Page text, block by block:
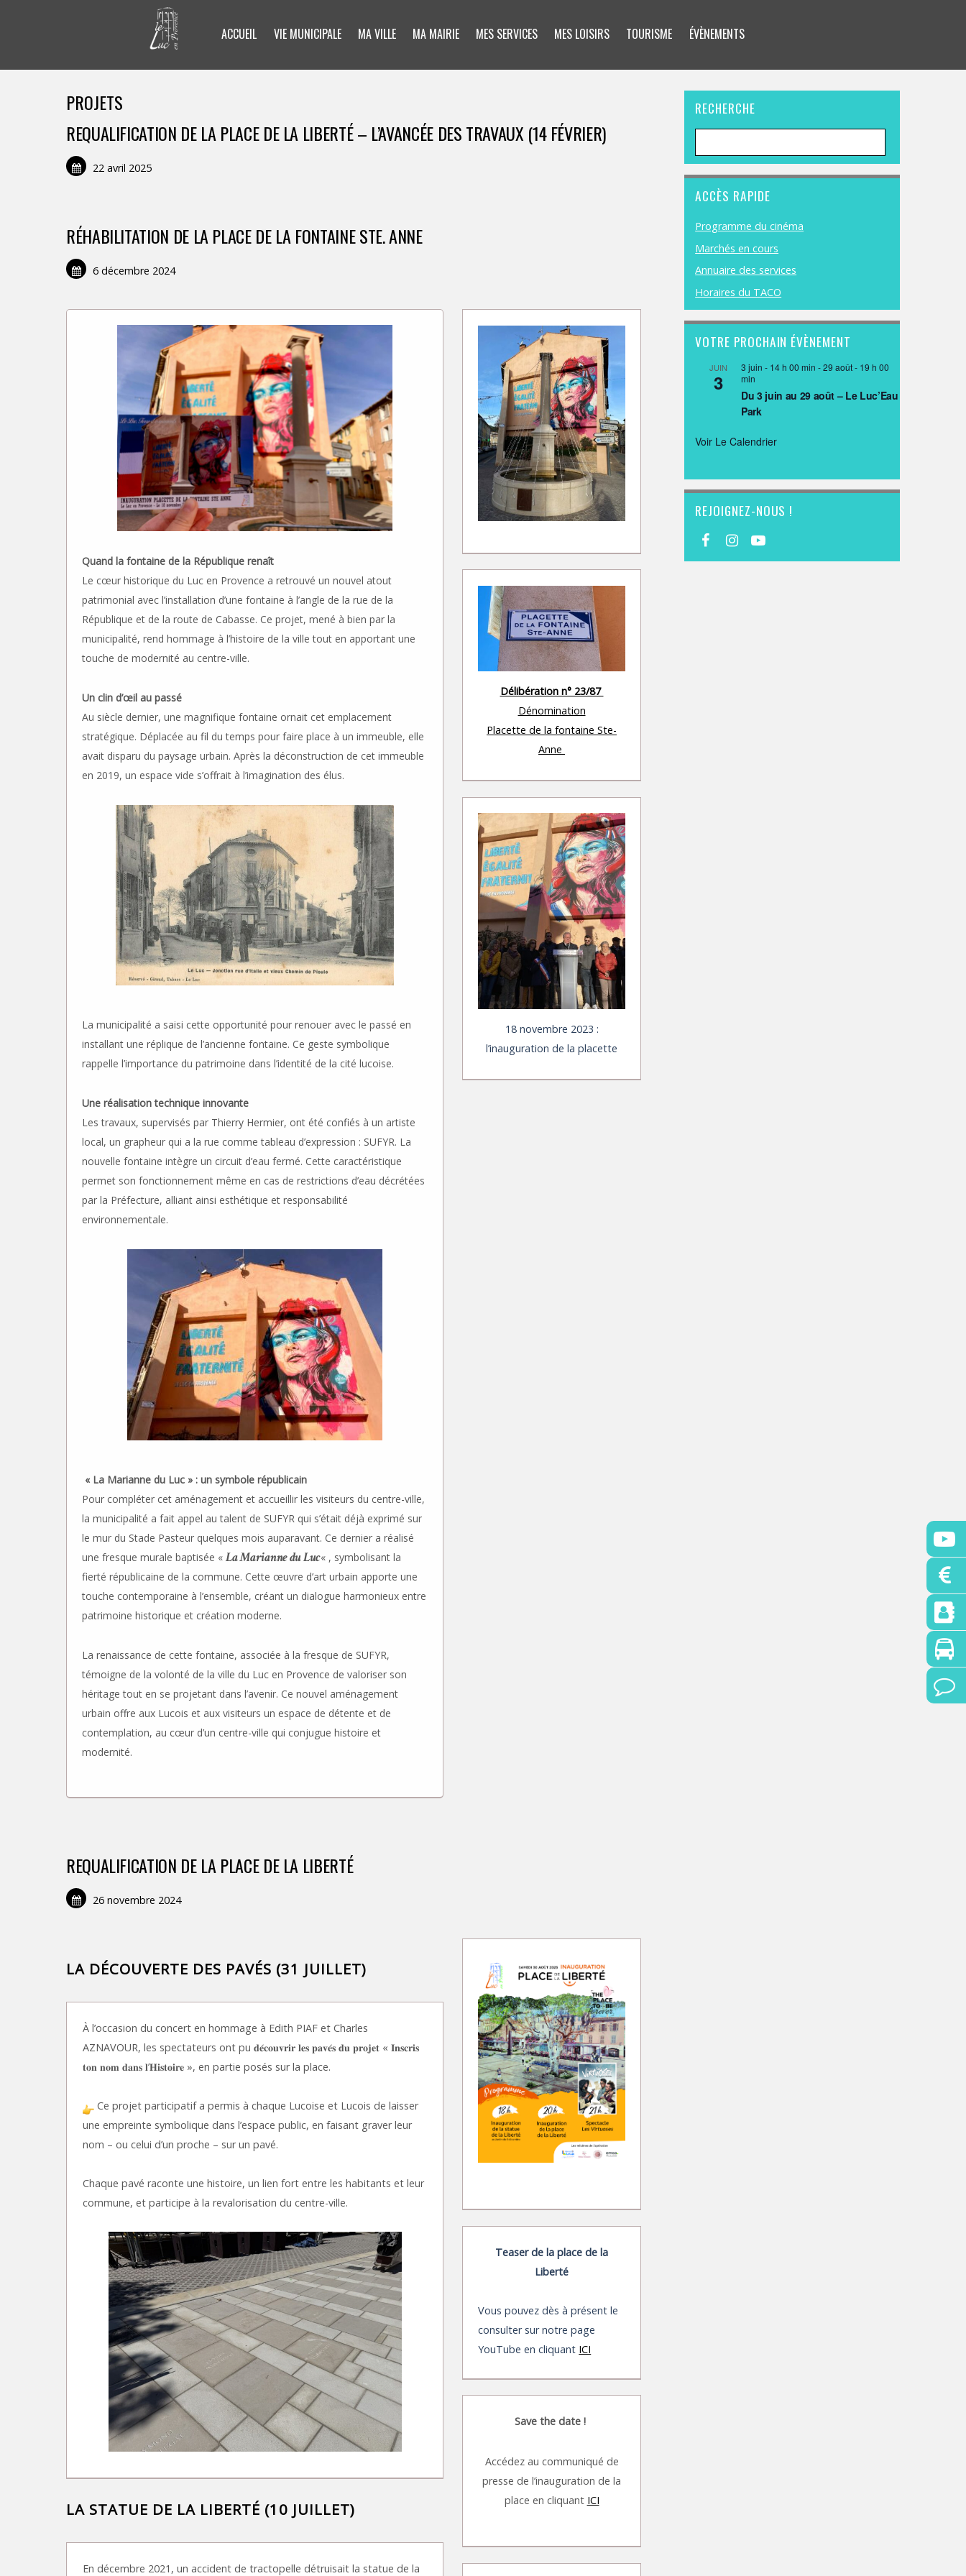
ACCUEIL VIE MUNICIPALE MA VILLE MA MAIRIE MES SERVICES MES LOISIRS TOURISME ÉVÈNEMENTS
PROJETS
REQUALIFICATION DE LA PLACE DE LA LIBERTÉ – L’AVANCÉE DES TRAVAUX (14 FÉVRIER)
22 avril 2025
RÉHABILITATION DE LA PLACE DE LA FONTAINE STE. ANNE
6 décembre 2024
Quand la fontaine de la République renaît
Le cœur historique du Luc en Provence a retrouvé un nouvel atout
patrimonial avec l’installation d’une fontaine à l’angle de la rue de la
République et de la route de Cabasse. Ce projet, mené à bien par la
municipalité, rend hommage à l’histoire de la ville tout en apportant une
touche de modernité au centre-ville.
Un clin d’œil au passé
Au siècle dernier, une magnifique fontaine ornait cet emplacement
stratégique. Déplacée au fil du temps pour faire place à un immeuble, elle
avait disparu du paysage urbain. Après la déconstruction de cet immeuble
en 2019, un espace vide s’offrait à l’imagination des élus.
La municipalité a saisi cette opportunité pour renouer avec le passé en
installant une réplique de l’ancienne fontaine. Ce geste symbolique
rappelle l’importance du patrimoine dans l’identité de la cité lucoise.
Une réalisation technique innovante
Les travaux, supervisés par Thierry Hermier, ont été confiés à un artiste
local, un grapheur qui a la rue comme tableau d’expression : SUFYR. La
nouvelle fontaine intègre un circuit d’eau fermé. Cette caractéristique
permet son fonctionnement même en cas de restrictions d’eau décrétées
par la Préfecture, alliant ainsi esthétique et responsabilité
environnementale.
« La Marianne du Luc » : un symbole républicain
Pour compléter cet aménagement et accueillir les visiteurs du centre-ville,
la municipalité a fait appel au talent de SUFYR qui s’était déjà exprimé sur
le mur du Stade Pasteur quelques mois auparavant. Ce dernier a réalisé
une fresque murale baptisée « La Marianne du Luc« , symbolisant la
fierté républicaine de la commune. Cette œuvre d’art urbain apporte une
touche contemporaine à l’ensemble, créant un dialogue harmonieux entre
patrimoine historique et création moderne.
La renaissance de cette fontaine, associée à la fresque de SUFYR,
témoigne de la volonté de la ville du Luc en Provence de valoriser son
héritage tout en se projetant dans l’avenir. Ce nouvel aménagement
urbain offre aux Lucois et aux visiteurs un espace de détente et de
contemplation, au cœur d’un centre-ville qui conjugue histoire et
modernité.
Délibération n° 23/87
Dénomination
Placette de la fontaine Ste-
Anne
18 novembre 2023 :
l’inauguration de la placette
REQUALIFICATION DE LA PLACE DE LA LIBERTÉ
26 novembre 2024
LA DÉCOUVERTE DES PAVÉS (31 JUILLET)
À l’occasion du concert en hommage à Edith PIAF et Charles
AZNAVOUR, les spectateurs ont pu 𝐝𝐞́𝐜𝐨𝐮𝐯𝐫𝐢𝐫 𝐥𝐞𝐬 𝐩𝐚𝐯𝐞́𝐬 𝐝𝐮 𝐩𝐫𝐨𝐣𝐞𝐭 « 𝐈𝐧𝐬𝐜𝐫𝐢𝐬
𝐭𝐨𝐧 𝐧𝐨𝐦 𝐝𝐚𝐧𝐬 𝐥’𝐇𝐢𝐬𝐭𝐨𝐢𝐫𝐞 », en partie posés sur la place.
Ce projet participatif a permis à chaque Lucoise et Lucois de laisser
une empreinte symbolique dans l’espace public, en faisant graver leur
nom – ou celui d’un proche – sur un pavé.
Chaque pavé raconte une histoire, un lien fort entre les habitants et leur
commune, et participe à la revalorisation du centre-ville.
LA STATUE DE LA LIBERTÉ (10 JUILLET)
En décembre 2021, un accident de tractopelle détruisait la statue de la
Teaser de la place de la
Liberté
Vous pouvez dès à présent le
consulter sur notre page
YouTube en cliquant ICI
Save the date !
Accédez au communiqué de
presse de l’inauguration de la
place en cliquant ICI
RECHERCHE
ACCÈS RAPIDE
Programme du cinéma
Marchés en cours
Annuaire des services
Horaires du TACO
VOTRE PROCHAIN ÉVÈNEMENT
JUIN
3
3 juin - 14 h 00 min -29 août - 19 h 00
min
Du 3 juin au 29 août – Le Luc’Eau
Park
Voir Le Calendrier
REJOIGNEZ-NOUS !